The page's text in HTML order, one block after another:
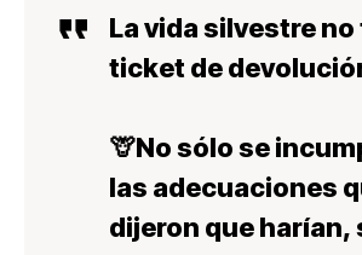
La vida silvestre
ticket de
🦒No sólo se
las adecuaciones
dijeron que harían,